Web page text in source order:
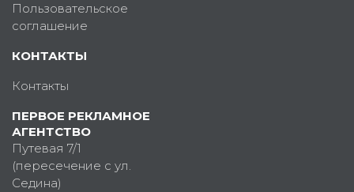
Пользовательское
соглашение
КОНТАКТЫ
Контакты
ПЕРВОЕ РЕКЛАМНОЕ
АГЕНТСТВО
Путевая 7/1
(пересечение с ул.
Седина)